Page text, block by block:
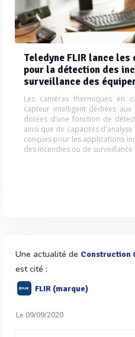
Teledyne FLIR lance
pour la détection des
surveillance des
Les caméras thermiques en
capteur intelligent dédiées
dotées d'une fonction de
ainsi que de capacités
conçues pour les applications
des incendies ou de
Une actualité de Construction
est cité :
FLIR (marque)
Le 09/09/2020